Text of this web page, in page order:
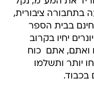
בתחבורה ציבורית,
בבית הספר
יחיו בקרוב
אתם  כוח
יותר ותשלמו
בכבוד.